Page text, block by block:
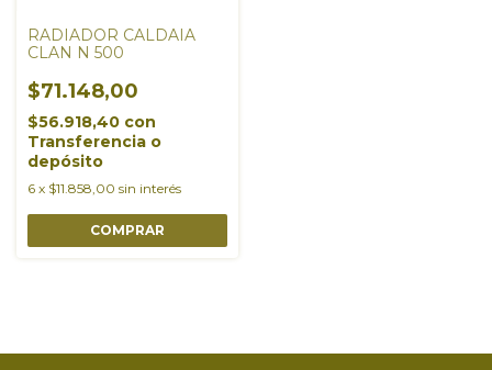
RADIADOR CALDAIA
CLAN N 500
$71.148,00
$56.918,40 con
Transferencia o
depósito
6 x $11.858,00 sin interés
COMPRAR